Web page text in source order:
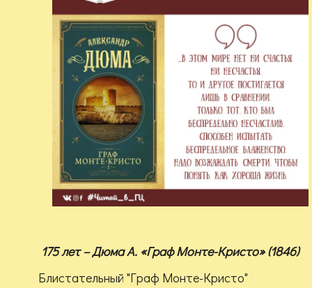
175 лет – Дюма А. «Граф Монте-Кристо» (1846)
Блистательный "Граф Монте-Кристо"